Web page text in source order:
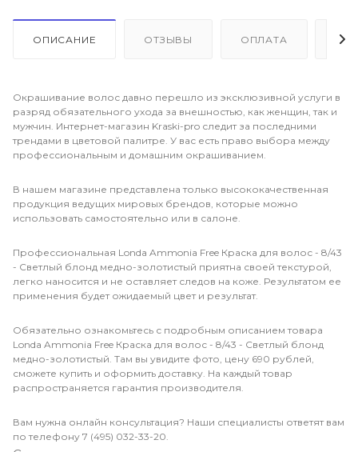
ОПИСАНИЕ ОТЗЫВЫ ОПЛАТА
Окрашивание волос давно перешло из эксклюзивной услуги в
разряд обязательного ухода за внешностью, как женщин, так и
мужчин. Интернет-магазин Kraski-pro следит за последними
трендами в цветовой палитре. У вас есть право выбора между
профессиональным и домашним окрашиванием.
В нашем магазине представлена только высококачественная
продукция ведущих мировых брендов, которые можно
использовать самостоятельно или в салоне.
Профессиональная Londa Ammonia Free Краска для волос - 8/43
- Светлый блонд медно-золотистый приятна своей текстурой,
легко наносится и не оставляет следов на коже. Результатом ее
применения будет ожидаемый цвет и результат.
Обязательно ознакомьтесь с подробным описанием товара
Londa Ammonia Free Краска для волос - 8/43 - Светлый блонд
медно-золотистый. Там вы увидите фото, цену 690 рублей,
сможете купить и оформить доставку. На каждый товар
распространяется гарантия производителя.
Вам нужна онлайн консультация? Наши специалисты ответят вам
по телефону 7 (495) 032-33-20.